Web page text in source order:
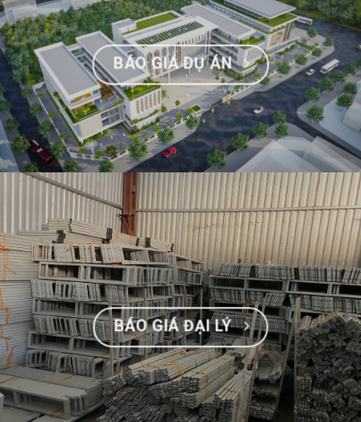
BÁO GIÁ DỰ ÁN
BÁO GIÁ ĐẠI LÝ